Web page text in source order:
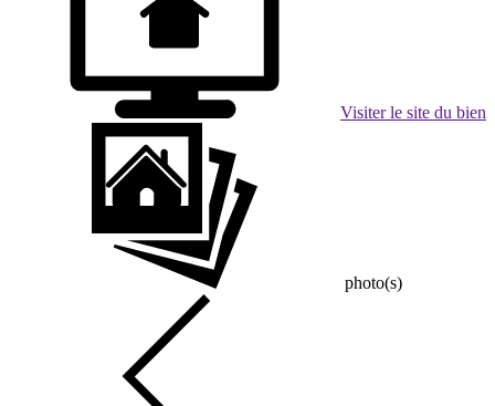
Visiter le site du bien
photo(s)